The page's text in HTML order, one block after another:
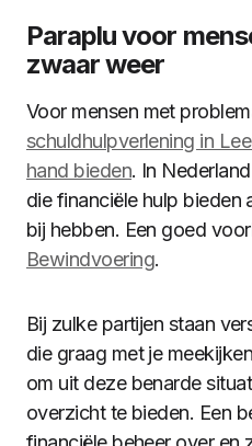
Paraplu voor
zwaar weer
Voor mensen met
schuldhulpverlening in
hand bieden. In
die financiële hulp bieden
bij hebben. Een goed
Bewindvoering.
Bij zulke partijen staan
die graag met je
om uit deze benarde
overzicht te bieden. Een